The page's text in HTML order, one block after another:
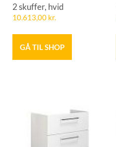
2 skuffer, hvid
10.613,00 kr.
GÅ TIL SHOP